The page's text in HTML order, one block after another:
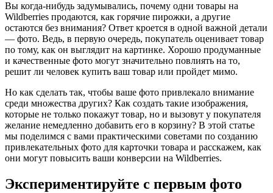
Вы когда-нибудь задумывались, почему одни товары на
Wildberries продаются, как горячие пирожки, а другие
остаются без внимания? Ответ кроется в одной важной детали
— фото. Ведь, в первую очередь, покупатель оценивает товар
по тому, как он выглядит на картинке. Хорошо продуманные
и качественные фото могут значительно повлиять на то,
решит ли человек купить ваш товар или пройдет мимо.
Но как сделать так, чтобы ваше фото привлекало внимание
среди множества других? Как создать такие изображения,
которые не только покажут товар, но и вызовут у покупателя
желание немедленно добавить его в корзину? В этой статье
мы поделимся с вами практическими советами по созданию
привлекательных фото для карточки товара и расскажем, как
они могут повысить ваши конверсии на Wildberries.
Экспериментируйте с первым фото